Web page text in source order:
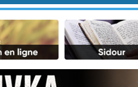
2
17 personnes
4 personnes
Il reste 49
Eva vient de